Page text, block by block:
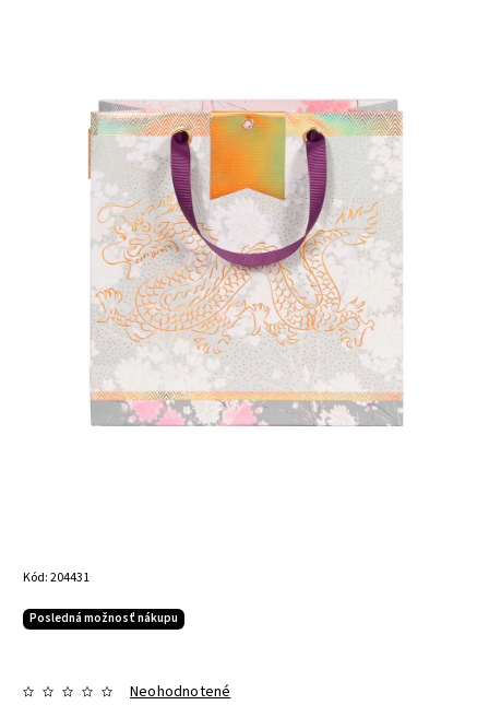
Kód:204431
Posledná možnosť nákupu
Neohodnotené